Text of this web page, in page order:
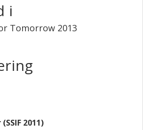
i
Tomorrow 2013
2011)